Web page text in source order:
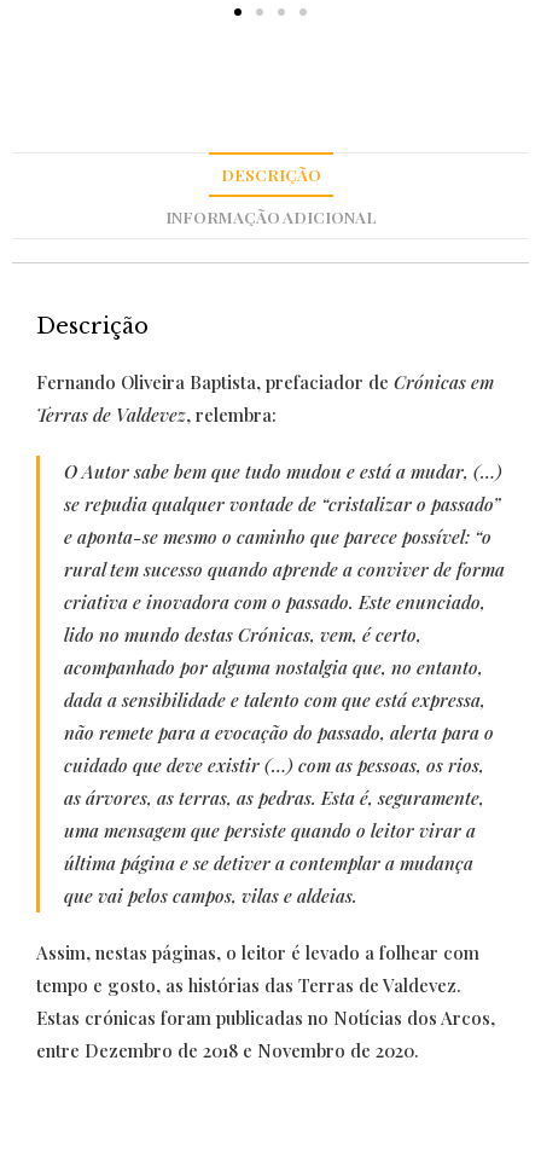
DESCRIÇÃO
INFORMAÇÃO ADICIONAL
Descrição
Fernando Oliveira Baptista, prefaciador de Crónicas em
Terras de Valdevez, relembra:
O Autor sabe bem que tudo mudou e está a mudar, (…)
se repudia qualquer vontade de “cristalizar o passado”
e aponta-se mesmo o caminho que parece possível: “o
rural tem sucesso quando aprende a conviver de forma
criativa e inovadora com o passado. Este enunciado,
lido no mundo destas Crónicas, vem, é certo,
acompanhado por alguma nostalgia que, no entanto,
dada a sensibilidade e talento com que está expressa,
não remete para a evocação do passado, alerta para o
cuidado que deve existir (…) com as pessoas, os rios,
as árvores, as terras, as pedras. Esta é, seguramente,
uma mensagem que persiste quando o leitor virar a
última página e se detiver a contemplar a mudança
que vai pelos campos, vilas e aldeias.
Assim, nestas páginas, o leitor é levado a folhear com
tempo e gosto, as histórias das Terras de Valdevez.
Estas crónicas foram publicadas no Notícias dos Arcos,
entre Dezembro de 2018 e Novembro de 2020.